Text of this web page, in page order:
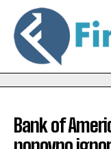
Bank of